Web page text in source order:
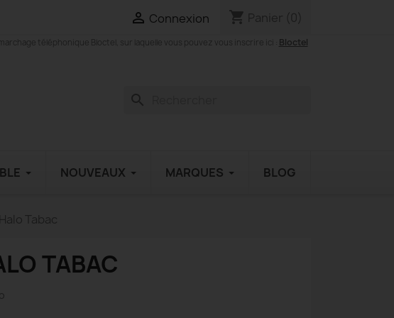
 Connexion shopping_cart Panier (0)
téléphonique Bloctel, sur laquelle vous pouvez vous inscrire ici : Bloctel
search
NOUVEAUX MARQUES BLOG
Tabac
TABAC